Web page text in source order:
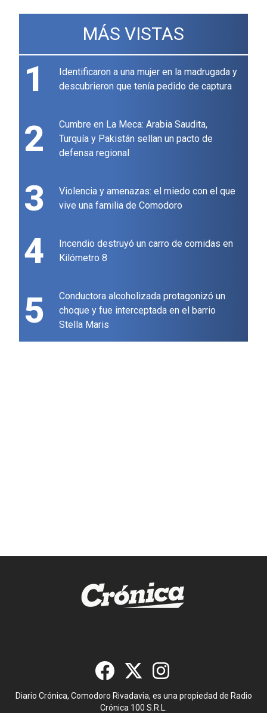
MÁS VISTAS
1
Identificaron a una mujer en la madrugada y
descubrieron que tenía pedido de captura
2
Cumbre en La Meca: Arabia Saudita,
Turquía y Pakistán sellan un pacto de
defensa regional
3
Violencia y amenazas: el miedo con el que
vive una familia de Comodoro
4
Incendio destruyó un carro de comidas en
Kilómetro 8
5
Conductora alcoholizada protagonizó un
choque y fue interceptada en el barrio
Stella Maris
Diario Crónica, Comodoro Rivadavia, es una propiedad de Radio
Crónica 100 S.R.L.